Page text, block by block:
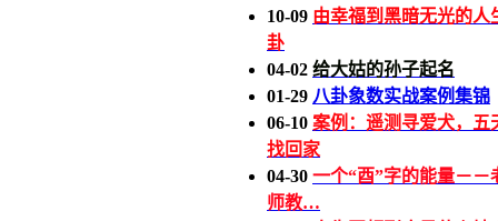
10-09 由幸福到黑暗无光的人
卦
04-02 给大姑的孙子起名
01-29 八卦象数实战案例集锦
06-10 案例：遥测寻爱犬，五
找回家
04-30 一个“酉”字的能量－－
师教…